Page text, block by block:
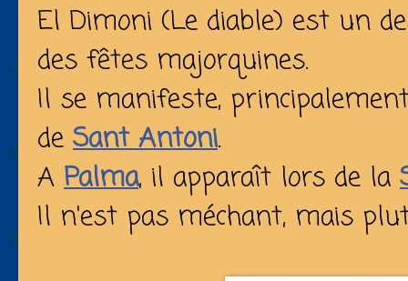
El Dimoni (Le diable) est un
des fêtes majorquines.
Il se manifeste,
de Sant Antoni.
A Palma, il apparaît lors de la
Il n'est pas méchant, mais